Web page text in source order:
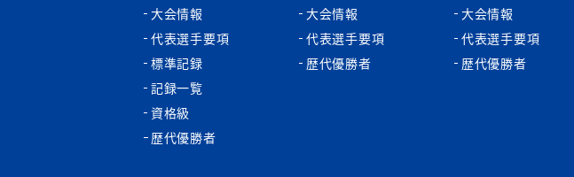
大会情報
代表選手要項
標準記録
記録一覧
資格級
歴代優勝者
大会情報
代表選手要項
歴代優勝者
大会情報
代表選手要項
歴代優勝者